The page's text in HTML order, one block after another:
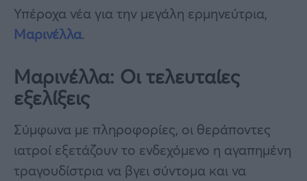
Υπέροχα νέα για την μεγάλη ερμηνεύτρια,
Μαρινέλλα.
Μαρινέλλα: Οι τελευταίες
εξελίξεις
Σύμφωνα με πληροφορίες, οι θεράποντες
ιατροί εξετάζουν το ενδεχόμενο η αγαπημένη
τραγουδίστρια να βγει σύντομα και να